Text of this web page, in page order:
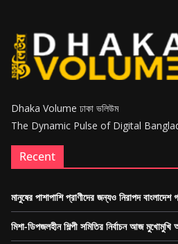
Dhaka Volume ঢাকা ভলিউম
The Dynamic Pulse of Digital
Recent
মানুষের পাশাপাশি প্রাণীদের জন্যও নিরাপদ
মিশা-ডিপজলহীন শিল্পী সমিতির নির্বাচন আজ